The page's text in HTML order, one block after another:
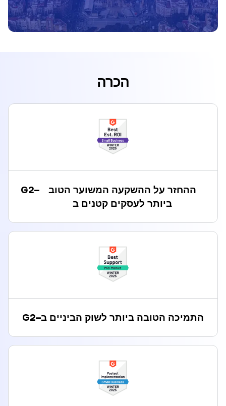
הכרה
ההחזר על ההשקעה המשוער הטוב
ביותר לעסקים קטנים ב
–
G2
התמיכה הטובה ביותר לשוק הביניים ב–
G2